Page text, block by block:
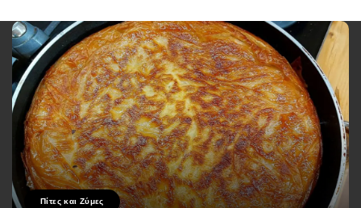
Πίτες και Ζύμες